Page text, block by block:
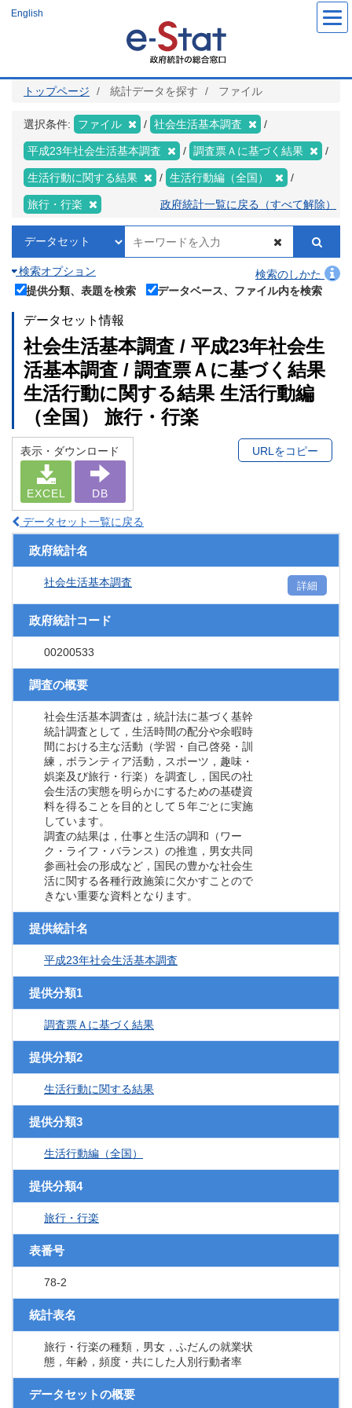
ツ
English
トップページ 統計データを探す ファイル
選択条件: ファイル 社会生活基本調査
平成23年社会生活基本調査 調査票Ａに基づく結果
生活行動に関する結果 生活行動編（全国）
旅行・行楽 政府統計一覧に戻る（すべて解除）
検索オプション
検索のしかた
提供分類、表題を検索
データベース、ファイル内を検索
データセット情報
社会生活基本調査 / 平成23年社会生
活基本調査 / 調査票Ａに基づく結果
生活行動に関する結果 生活行動編
（全国） 旅行・行楽
表示・ダウンロード
EXCEL DB
URLをコピー
データセット一覧に戻る
政府統計名
社会生活基本調査 詳細
政府統計コード
00200533
調査の概要
社会生活基本調査は，統計法に基づく基幹
統計調査として，生活時間の配分や余暇時
間における主な活動（学習・自己啓発・訓
練，ボランティア活動，スポーツ，趣味・
娯楽及び旅行・行楽）を調査し，国民の社
会生活の実態を明らかにするための基礎資
料を得ることを目的として５年ごとに実施
しています。
調査の結果は，仕事と生活の調和（ワー
ク・ライフ・バランス）の推進，男女共同
参画社会の形成など，国民の豊かな社会生
活に関する各種行政施策に欠かすことので
きない重要な資料となります。
提供統計名
平成23年社会生活基本調査
提供分類1
調査票Ａに基づく結果
提供分類2
生活行動に関する結果
提供分類3
生活行動編（全国）
提供分類4
旅行・行楽
表番号
78-2
統計表名
旅行・行楽の種類，男女，ふだんの就業状
態，年齢，頻度・共にした人別行動者率
データセットの概要